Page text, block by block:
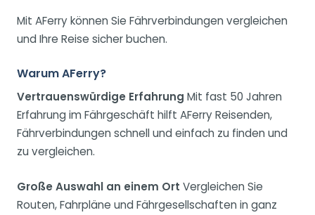
Mit AFerry können Sie Fährverbindungen vergleichen
und Ihre Reise sicher buchen.
Warum AFerry?
Vertrauenswürdige Erfahrung Mit fast 50 Jahren
Erfahrung im Fährgeschäft hilft AFerry Reisenden,
Fährverbindungen schnell und einfach zu finden und
zu vergleichen.
Große Auswahl an einem Ort Vergleichen Sie
Routen, Fahrpläne und Fährgesellschaften in ganz